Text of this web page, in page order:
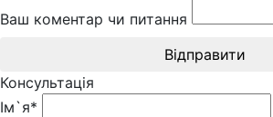
Ваш коментар чи питання
Відправити
Консультація
Ім`я*